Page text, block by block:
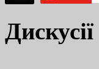
Дискусії